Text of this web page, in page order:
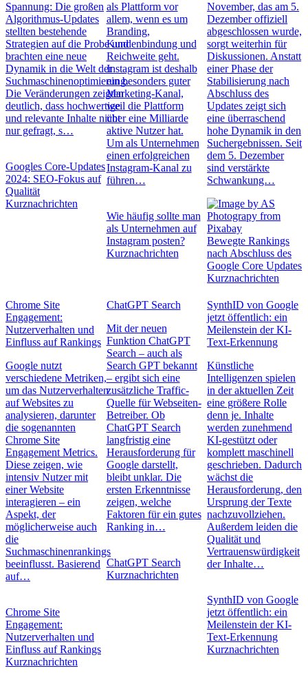
Spannung: Die großen
Algorithmus-Updates
stellten bestehende
Strategien auf die Probe und
brachten eine neue
Dynamik in die Welt der
Suchmaschinenoptimierung.
Die Veränderungen zeigten
deutlich, dass hochwertige
und relevante Inhalte nicht
nur gefragt, s…
Googles Core-Updates
2024: SEO-Fokus auf
Qualität
Kurznachrichten
als Plattform vor
allem, wenn es um
Branding,
Kundenbindung und
Reichweite geht.
Instagram ist deshalb
ein besonders guter
Marketing-Kanal,
weil die Plattform
über eine Milliarde
aktive Nutzer hat.
Um als Unternehmen
einen erfolgreichen
Instagram-Kanal zu
führen…
Wie häufig sollte man
als Unternehmen auf
Instagram posten?
Kurznachrichten
November, das am 5.
Dezember offiziell
abgeschlossen wurde,
sorgt weiterhin für
Diskussionen. Anstatt
einer Phase der
Stabilisierung nach
Abschluss des
Updates zeigt sich
eine überraschend
hohe Dynamik in den
Suchergebnissen. Seit
dem 5. Dezember
sind verstärkte
Schwankung…
Bewegte Rankings
nach Abschluss des
Google Core Updates
Kurznachrichten
Chrome Site
Engagement:
Nutzerverhalten und
Einfluss auf Rankings
Google nutzt
verschiedene Metriken,
um das Nutzerverhalten
auf Websites zu
analysieren, darunter
die sogenannten
Chrome Site
Engagement Metrics.
Diese zeigen, wie
intensiv Nutzer mit
einer Website
interagieren – ein
Aspekt, der
möglicherweise auch
die
Suchmaschinenrankings
beeinflusst. Basierend
auf…
Chrome Site
Engagement:
Nutzerverhalten und
Einfluss auf Rankings
Kurznachrichten
ChatGPT Search
Mit der neuen
Funktion ChatGPT
Search – auch als
Search GPT bekannt
– ergibt sich eine
zusätzliche Traffic-
Quelle für Webseiten-
Betreiber. Ob
ChatGPT Search
langfristig eine
Herausforderung für
Google darstellt,
bleibt unklar. Die
ersten Erkenntnisse
zeigen, welche
Faktoren für ein gutes
Ranking in…
ChatGPT Search
Kurznachrichten
SynthID von Google
jetzt öffentlich: ein
Meilenstein der KI-
Text-Erkennung
Künstliche
Intelligenzen spielen
in der aktuellen Zeit
eine größere Rolle
denn je. Inhalte
werden zunehmend
KI-gestützt oder
komplett maschinell
geschrieben. Dadurch
wächst die
Herausforderung, den
Ursprung der Texte
nachzuvollziehen.
Außerdem leiden die
Qualität und
Vertrauenswürdigkeit
der Inhalte…
SynthID von Google
jetzt öffentlich: ein
Meilenstein der KI-
Text-Erkennung
Kurznachrichten